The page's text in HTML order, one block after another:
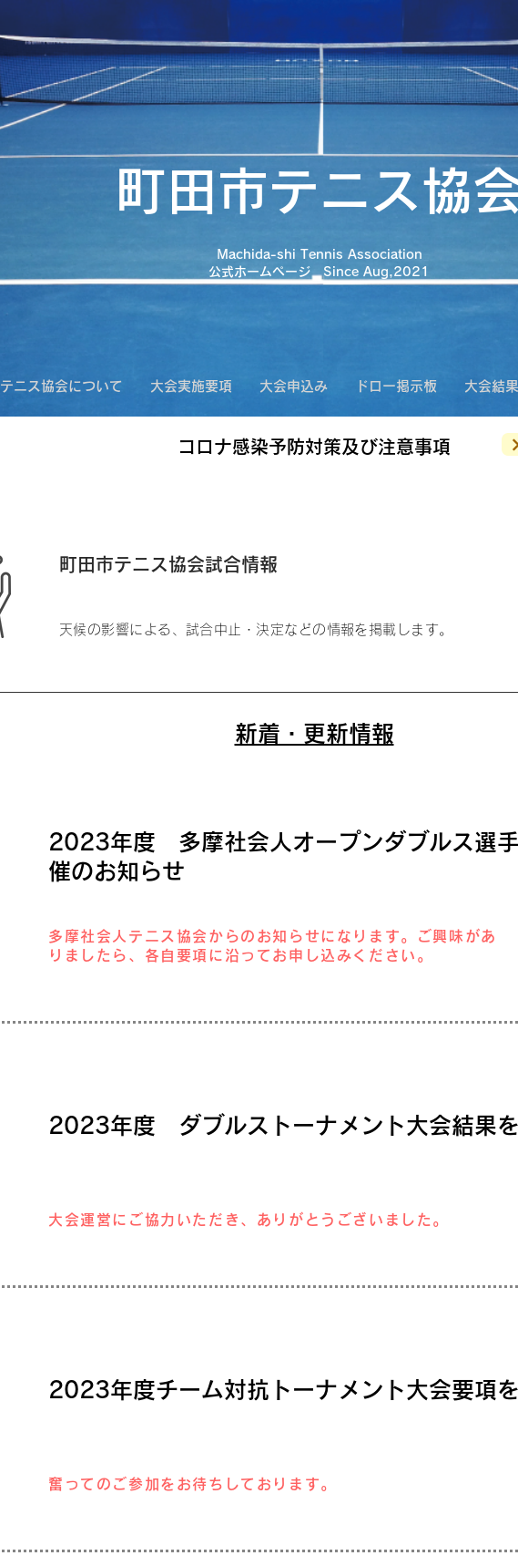
町田市テニス協
​Machida-shi Tennis Association
​公式ホームページ Since Aug,2021
テニス協会について 大会実施要項 大会申込み ドロー掲示板 大会結果
コロナ感染予防対策及び注意事項
​町田市テニス協会試合情報
天候の影響による、試合中止・決定などの情報を掲載します。
​新着・更新情報
2023年度 多摩社会人オープンダブルス選
催のお知らせ
多摩社会人テニス協会からのお知らせになります。ご興味があ
りましたら、各自要項に沿ってお申し込みください。
2023年度 ダブルストーナメント大会結果
大会運営にご協力いただき、ありがとうございました。
2023年度チーム対抗トーナメント大会要項
奮ってのご参加をお待ちしております。